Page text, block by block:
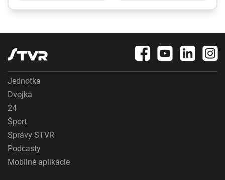
Jednotka
Dvojka
24
Šport
Správy STVR
Podcasty
Mobilné aplikácie